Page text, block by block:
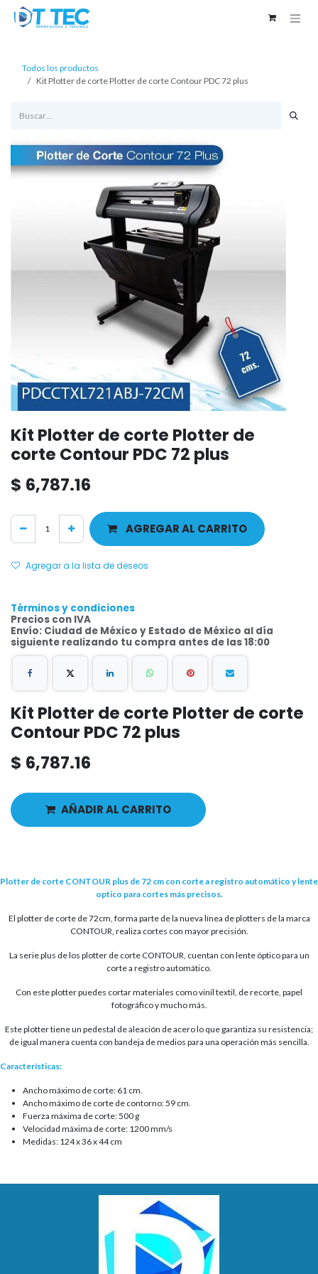
Ir al contenido
Todos los productos
Kit Plotter de corte Plotter de corte Contour PDC 72 plus
Kit Plotter de corte Plotter de
corte Contour PDC 72 plus
$ 6,787.16
AGREGAR AL CARRITO
Agregar a la lista de deseos
Términos y condiciones
Precios con IVA
Envío: Ciudad de México y Estado de México al día
siguiente realizando tu compra antes de las 18:00
Kit Plotter de corte Plotter de corte
Contour PDC 72 plus
$ 6,787.16
AÑADIR AL CARRITO
Plotter de corte CONTOUR plus de 72 cm con corte a registro automático y lente
optico para cortes más precisos.
El plotter de corte de 72cm, forma parte de la nueva línea de plotters de la marca
CONTOUR, realiza cortes con mayor precisión.
La serie plus de los plotter de corte CONTOUR, cuentan con lente óptico para un
corte a registro automático.
Con este plotter puedes cortar materiales como vinil textil, de recorte, papel
fotográfico y mucho más.
Este plotter tiene un pedestal de aleación de acero lo que garantiza su resistencia;
de igual manera cuenta con bandeja de medios para una operación más sencilla.
Características:
Ancho máximo de corte: 61 cm.
Ancho máximo de corte de contorno: 59 cm.
Fuerza máxima de corte: 500 g
Velocidad máxima de corte: 1200 mm/s
Medidas: 124 x 36 x 44 cm